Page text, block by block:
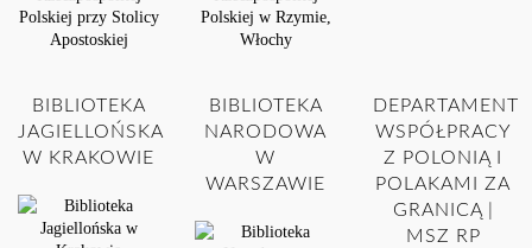
BIBLIOTEKA
JAGIELLOŃSKA
W KRAKOWIE
BIBLIOTEKA
NARODOWA
W
WARSZAWIE
DEPARTAMENT
WSPÓŁPRACY
Z POLONIĄ I
POLAKAMI ZA
GRANICĄ |
MSZ RP